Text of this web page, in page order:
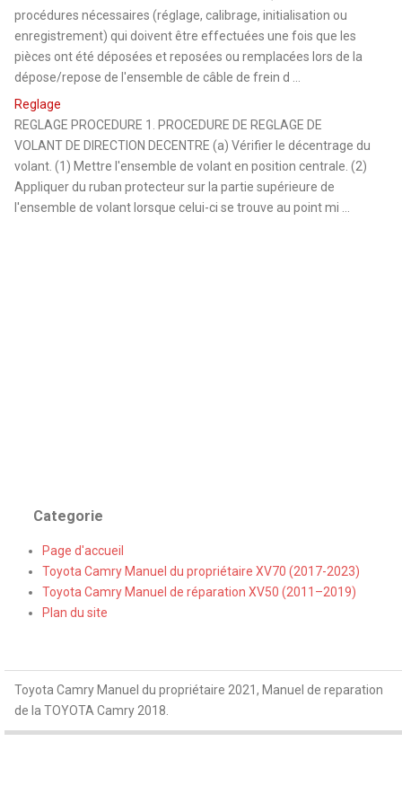
procédures nécessaires (réglage, calibrage, initialisation ou
enregistrement) qui doivent être effectuées une fois que les
pièces ont été déposées et reposées ou remplacées lors de la
dépose/repose de l'ensemble de câble de frein d ...
Reglage
REGLAGE PROCEDURE 1. PROCEDURE DE REGLAGE DE
VOLANT DE DIRECTION DECENTRE (a) Vérifier le décentrage du
volant. (1) Mettre l'ensemble de volant en position centrale. (2)
Appliquer du ruban protecteur sur la partie supérieure de
l'ensemble de volant lorsque celui-ci se trouve au point mi ...
Categorie
Page d'accueil
Toyota Camry Manuel du propriétaire XV70 (2017-2023)
Toyota Camry Manuel de réparation XV50 (2011–2019)
Plan du site
Toyota Camry Manuel du propriétaire 2021, Manuel de reparation
de la TOYOTA Camry 2018.